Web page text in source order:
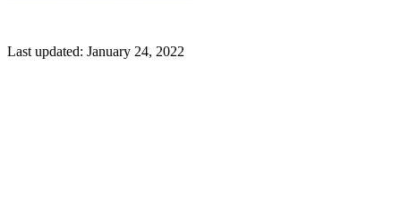
Last updated: January 24, 2022